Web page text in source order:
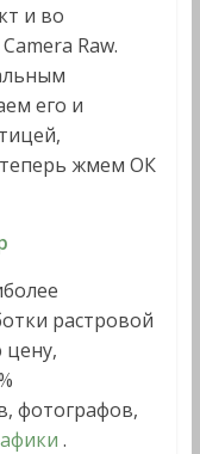
и во
Raw.
его и
жмем ОК
растровой
цену,
фотографов,
.